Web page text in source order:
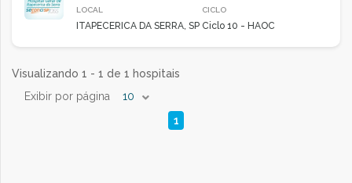
LOCAL
ITAPECERICA DA SERRA, SP
CICLO
Ciclo 10 - HAOC
Visualizando 1 - 1 de 1 hospitais
Exibir por página
10
1